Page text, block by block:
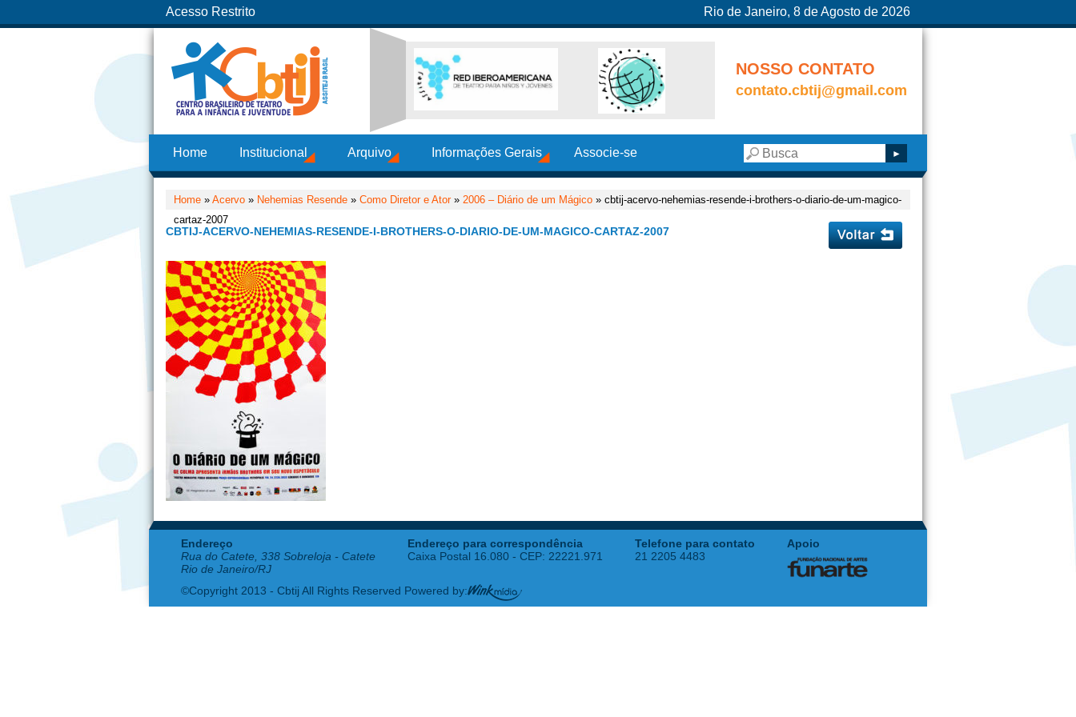
Acesso Restrito Rio de Janeiro, 8 de Agosto de 2026
NOSSO CONTATO
contato.cbtij@gmail.com
Home Institucional Arquivo Informações Gerais Associe-se
Home » Acervo » Nehemias Resende » Como Diretor e Ator» 2006 – Diário de um Mágico » cbtij-acervo-nehemias-resende-i-brothers-o-diario-de-um-magico-
cartaz-2007
CBTIJ-ACERVO-NEHEMIAS-RESENDE-I-BROTHERS-O-DIARIO-DE-UM-MAGICO-CARTAZ-2007
Endereço
Rua do Catete, 338 Sobreloja - Catete
Rio de Janeiro/RJ
Endereço para correspondência
Caixa Postal 16.080 - CEP: 22221.971
Telefone para contato
21 2205 4483
Apoio
©Copyright 2013 - Cbtij All Rights Reserved Powered by: